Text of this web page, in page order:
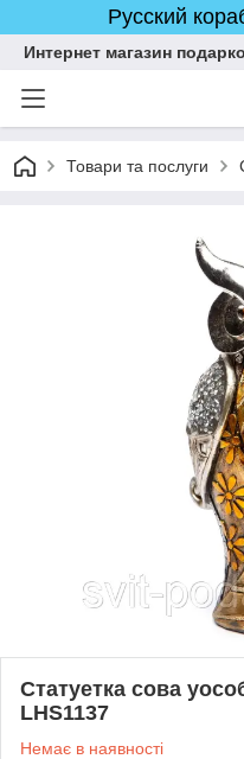
Русский
Интернет магазин
Товари та послуги
Статуетка сова
LHS1137
Немає в наявності